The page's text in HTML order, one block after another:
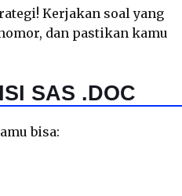
Kerjakan soal yang
dan pastikan kamu
SAS .DOC
bisa: